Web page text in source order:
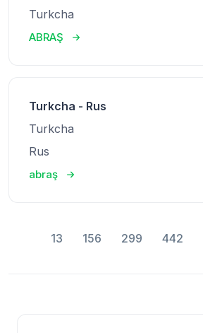
Turkcha
ABRAŞ
Turkcha - Rus
Turkcha
Rus
abraş
13 156 299 442